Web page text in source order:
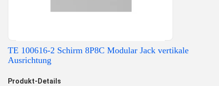
TE 100616-2 Schirm 8P8C Modular Jack vertikale
Ausrichtung
Produkt-Details